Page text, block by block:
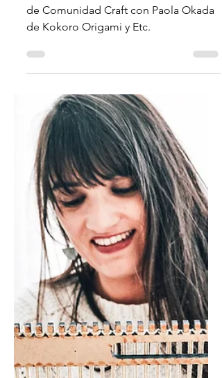
luciana bongiovanni
23 abr 2020
2 min de lectura
Plegar
amor
Todo sobre el episodio #4 del Podcast
de Comunidad Craft con Paola Okada
de Kokoro Origami y Etc.